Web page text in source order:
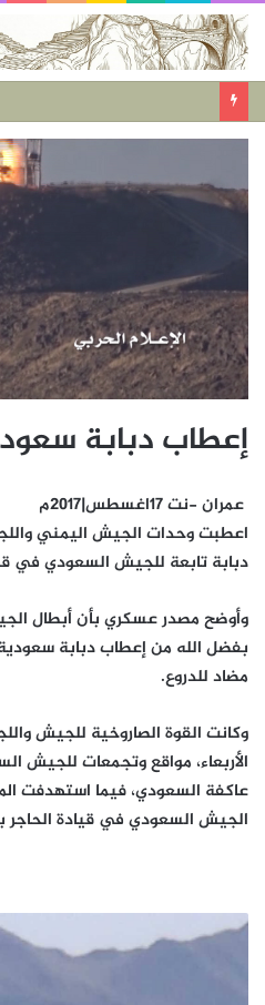
إعطاب دبابة
عمران -نت 17اغسطس|2017م
اعطبت وحدات الجيش اليمني
دبابة تابعة للجيش السعودي في
وأوضح مصدر عسكري بأن أبطال
بفضل الله من إعطاب دبابة
مضاد للدروع.
وكانت القوة الصاروخية للجيش
الأربعاء، مواقع وتجمعات
عاكفة السعودي، فيما استهدفت
الجيش السعودي في قيادة الحاجر